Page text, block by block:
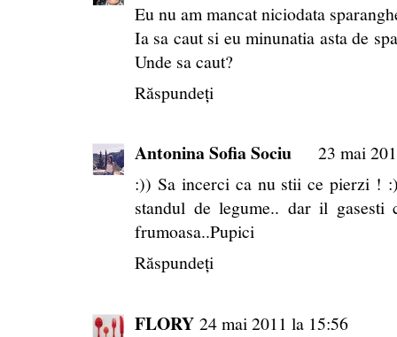
Eu nu am mancat niciodata
Ia sa caut si eu minunatia asta de
Unde sa caut?
Răspundeți
Antonina Sofia Sociu
23 mai
:)) Sa incerci ca nu stii ce pierzi !
standul de legume.. dar il
frumoasa..Pupici
Răspundeți
FLORY 24 mai 2011 la 15:56